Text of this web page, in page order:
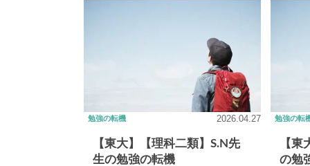
勉強の転機 2026.04.27
【東大】【理科二類】S.N先
生の勉強の転機
勉強の転
【
の勉